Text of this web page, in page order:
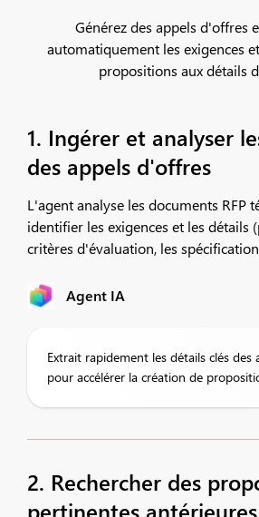
Générez des appels d'offres
automatiquement les exigences
propositions aux détails
1. Ingérer et analyser
des appels d'offres
L'agent analyse les documents RFP
identifier les exigences et les détails
critères d'évaluation, les
Agent IA
Extrait rapidement les détails clés des
pour accélérer la création de
2. Rechercher des
pertinentes antérieures